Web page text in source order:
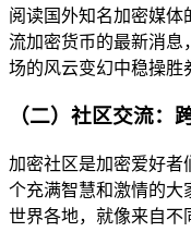
阅读国外知名加密媒体
流加密货币的最新消息
场的风云变幻中稳操胜
（二）社区交流：
加密社区是加密爱好者
个充满智慧和激情的大
世界各地，就像来自不